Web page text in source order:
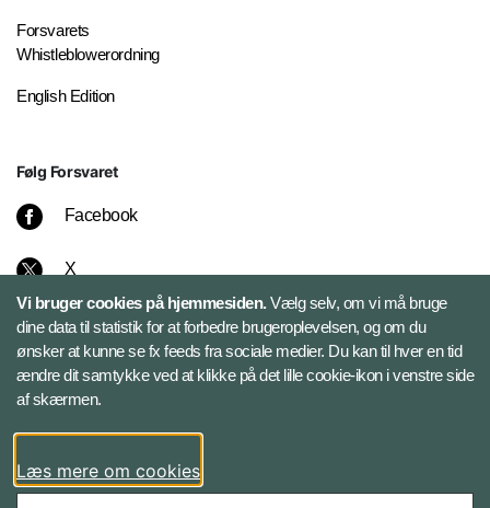
Forsvarets
Whistleblowerordning
English Edition
Følg Forsvaret
Facebook
X
Instagram
Bluesky
LinkedIn
Vi bruger cookies på hjemmesiden.Vælg selv, om vi må bruge
dine data til statistik for at forbedre brugeroplevelsen, og om du
ønsker at kunne se fx feeds fra sociale medier. Du kan til hver en tid
ændre dit samtykke ved at klikke på det lille cookie-ikon i venstre side
af skærmen.
Læs mere om cookies